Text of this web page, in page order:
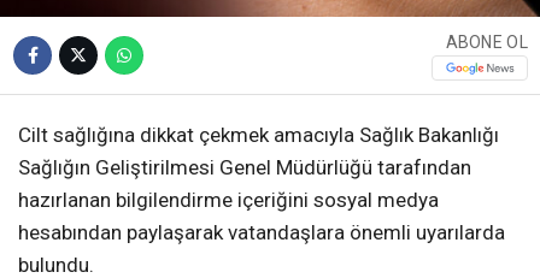
ABONE OL
Cilt sağlığına dikkat çekmek amacıyla Sağlık Bakanlığı
Sağlığın Geliştirilmesi Genel Müdürlüğü tarafından
hazırlanan bilgilendirme içeriğini sosyal medya
hesabından paylaşarak vatandaşlara önemli uyarılarda
bulundu.